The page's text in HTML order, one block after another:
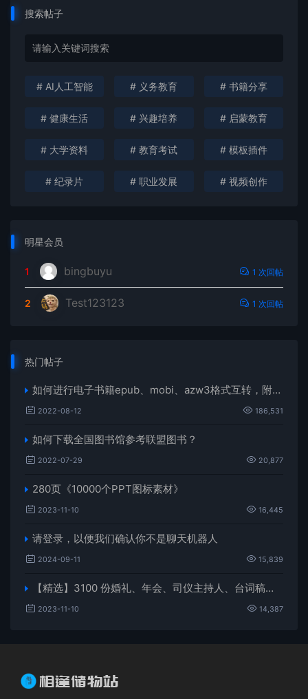
搜索帖子
# AI人工智能 # 义务教育 # 书籍分享
# 健康生活 # 兴趣培养 # 启蒙教育
# 大学资料 # 教育考试 # 模板插件
# 纪录片 # 职业发展 # 视频创作
明星会员
1 bingbuyu 1 次回帖
2 Test123123 1 次回帖
热门帖子
如何进行电子书籍epub、mobi、azw3格式互转，附海量电子书籍资源
2022-08-12 186,531
如何下载全国图书馆参考联盟图书？
2022-07-29 20,877
280页《10000个PPT图标素材》
2023-11-10 16,445
请登录，以便我们确认你不是聊天机器人
2024-09-11 15,839
【精选】3100 份婚礼、年会、司仪主持人、台词稿、节日生日、晚会、开场、开场白素材
2023-11-10 14,387